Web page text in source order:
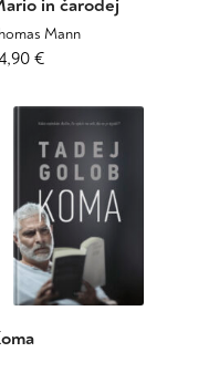
in čarodej
Mann
€Ta
ima
več
različic.
Možnosti
lahko
izberete
na
strani
izdelka